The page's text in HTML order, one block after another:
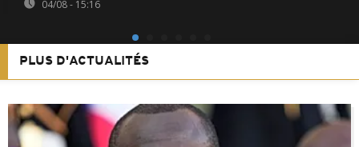
04/08 - 15:16
PLUS D'ACTUALITÉS